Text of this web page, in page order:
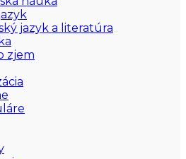
jazyk a literatúra
zjem